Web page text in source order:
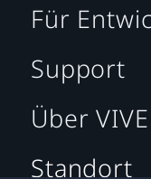
Für
Support
Über VIVE
Standort